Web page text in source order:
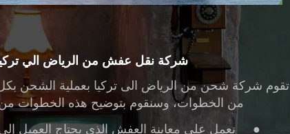
شركة نقل عفش من الرياض الي
تقوم شركة شحن من الرياض الى تركيا بعملية الشحن
من الخطوات، وسنقوم بتوضيح هذه الخطوات من
●
نعمل على معاينة العفش الذي يحتاج العميل